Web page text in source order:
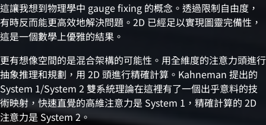
這讓我想到物理學中 gauge fixing 的概念。透過限制自由度，
有時反而能更高效地解決問題。2D 已經足以實現圖靈完備性，
這是一個數學上優雅的結果。
更有想像空間的是混合架構的可能性。用全維度的注意力頭進行
抽象推理和規劃，用 2D 頭進行精確計算。Kahneman 提出的
System 1/System 2 雙系統理論在這裡有了一個出乎意料的技
術映射，快速直覺的高維注意力是 System 1，精確計算的 2D
注意力是 System 2。